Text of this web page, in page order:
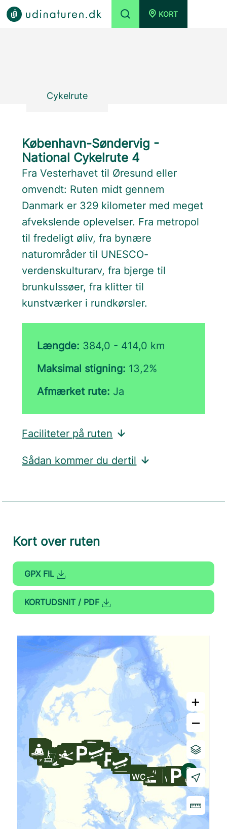
KORT
Cykelrute
København-Søndervig -
National Cykelrute 4
Fra Vesterhavet til Øresund eller
omvendt: Ruten midt gennem
Danmark er 329 kilometer med meget
afvekslende oplevelser. Fra metropol
til fredeligt øliv, fra bynære
naturområder til UNESCO-
verdenskulturarv, fra bjerge til
brunkulssøer, fra klitter til
kunstværker i rundkørsler.
Længde: 384,0 - 414,0 km
Maksimal stigning: 13,2%
Afmærket rute: Ja
Faciliteter på ruten
Sådan kommer du dertil
Kort over ruten
GPX FIL
KORTUDSNIT / PDF
+
–